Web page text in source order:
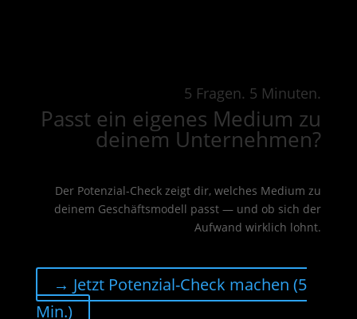
5 Fragen. 5 Minuten.
Passt ein eigenes Medium zu
deinem Unternehmen?
Der Potenzial-Check zeigt dir, welches Medium zu
deinem Geschäftsmodell passt — und ob sich der
Aufwand wirklich lohnt.
→ Jetzt Potenzial-Check machen (5
Min.)